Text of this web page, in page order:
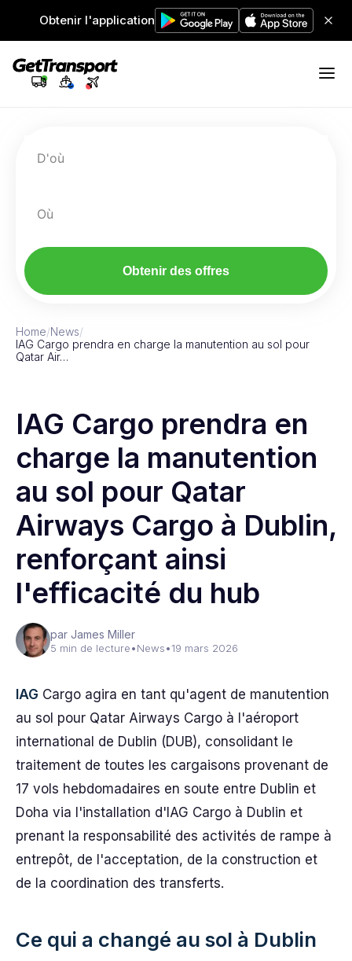
Obtenir l'application
D'où
Où
Obtenir des offres
Home/News/
IAG Cargo prendra en charge la manutention au sol pour
Qatar Air…
IAG Cargo prendra en
charge la manutention
au sol pour Qatar
Airways Cargo à Dublin,
renforçant ainsi
l'efficacité du hub
par James Miller
5 min de lecture•News•19 mars 2026
IAG Cargo agira en tant qu'agent de manutention
au sol pour Qatar Airways Cargo à l'aéroport
international de Dublin (DUB), consolidant le
traitement de toutes les cargaisons provenant de
17 vols hebdomadaires en soute entre Dublin et
Doha via l'installation d'IAG Cargo à Dublin et
prenant la responsabilité des activités de rampe à
entrepôt, de l'acceptation, de la construction et
de la coordination des transferts.
Ce qui a changé au sol à Dublin